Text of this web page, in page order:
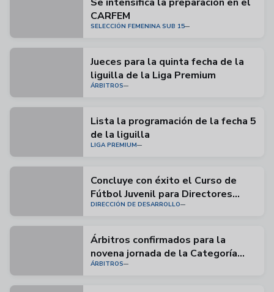
CARFEM
SELECCIÓN FEMENINA SUB 15
Jueces para la quinta fecha de la
liguilla de la Liga Premium
ÁRBITROS
Lista la programación de la fecha 5
de la liguilla
LIGA PREMIUM
Concluye con éxito el Curso de
Fútbol Juvenil para Directores
Técnicos
DIRECCIÓN DE DESARROLLO
Árbitros confirmados para la
novena jornada de la Categoría
Honor de Futsal
ÁRBITROS